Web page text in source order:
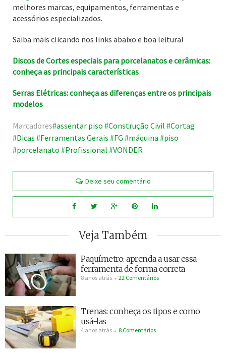
melhores marcas, equipamentos, ferramentas e
acessórios especializados.
Saiba mais clicando nos links abaixo e boa leitura!
Discos de Cortes especiais para porcelanatos e cerâmicas:
conheça as principais características
Serras Elétricas: conheça as diferenças entre os principais
modelos
Marcadores assentar piso Construção Civil Cortag
Dicas
Ferramentas Gerais FG máquina
piso
porcelanato
Profissional VONDER
Deixe seu comentário
Veja Também
Paquímetro: aprenda a usar essa
ferramenta de forma correta
8 anos atrás 22 Comentários
Trenas: conheça os tipos e como
usá-las
4 anos atrás 8 Comentários